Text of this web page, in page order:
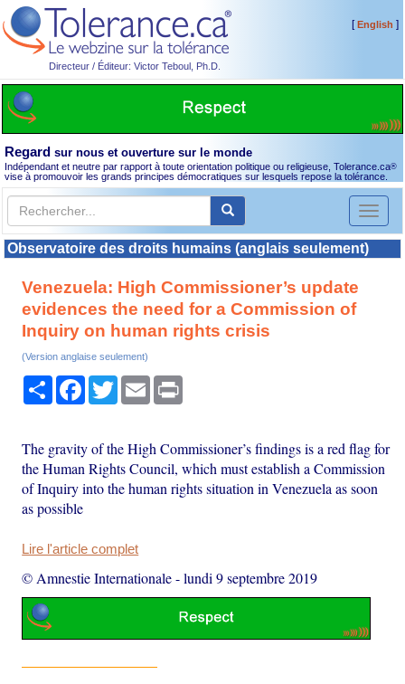
Directeur / Éditeur: Victor Teboul, Ph.D.
[English ]
Regard sur nous et ouverture sur le monde
Indépendant et neutre par rapport à toute orientation politique ou religieuse, Tolerance.ca®
vise à promouvoir les grands principes démocratiques sur lesquels repose la tolérance.
Toggle
Observatoire des droits humains (anglais seulement)
Venezuela: High Commissioner’s update
evidences the need for a Commission of
Inquiry on human rights crisis
(Version anglaise seulement)
PartagerFacebook
TwitterEmail
The gravity of the High Commissioner’s findings is a red flag for
the Human Rights Council, which must establish a Commission
of Inquiry into the human rights situation in Venezuela as soon
as possible
Lire l'article complet
© Amnestie Internationale-lundi 9 septembre 2019